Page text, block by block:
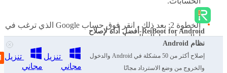
الخطوة 2: بعد ذلك ، انقر فوق حساب Google الذي ترغب في
إزالته واختر إزالة الحساب.
ReiBoot for Android-أفضل أداة لإصلاح
نظام Android
إصلاح أكثر من 50 مشكلة في Android والدخول
والخروج من وضع الاسترداد مجانًا
تنزيل
مجاني
تنزيل
مجاني